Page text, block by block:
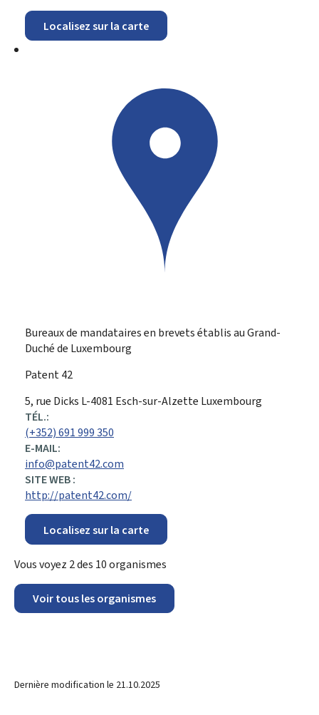
Localisez sur la carte
Bureaux de mandataires en brevets établis au Grand-
Duché de Luxembourg
Patent 42
ADRESSE
:
5, rue Dicks L-4081 Esch-sur-Alzette Luxembourg
TÉL.:
(+352) 691 999 350
E-MAIL:
info@patent42.com
SITE WEB :
http://patent42.com/
Localisez sur la carte
Vous voyez 2des 10organismes
Voir tous les organismes
Dernière modification le 21.10.2025